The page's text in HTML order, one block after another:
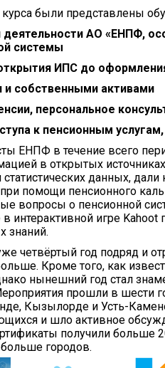
по
на
были представлены
деятельности АО «ЕНПФ,
системы
ИПС до
собственными активами
персональное
к пенсионным
ЕНПФ в течение всего
в открытых
данных,
помощи пенсионного
вопросы о пенсионной
в интерактивной игре
знаний.
четвёртый год подряд и
Кроме того, как
нынешний год стал
прошли в шести
Кызылорде и Усть-
и шло активное
получили больше
городов.